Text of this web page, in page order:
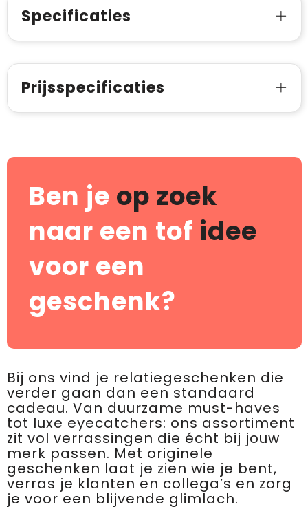
Specificaties
Prijsspecificaties
Ben je op zoek
naar een tof idee
voor een
geschenk?
Bij ons vind je relatiegeschenken die
verder gaan dan een standaard
cadeau. Van duurzame must-haves
tot luxe eyecatchers: ons assortiment
zit vol verrassingen die écht bij jouw
merk passen. Met originele
geschenken laat je zien wie je bent,
verras je klanten en collega’s en zorg
je voor een blijvende glimlach.